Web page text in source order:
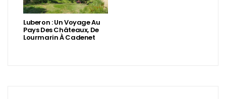
Luberon : Un Voyage Au
Pays Des Châteaux, De
Lourmarin À Cadenet